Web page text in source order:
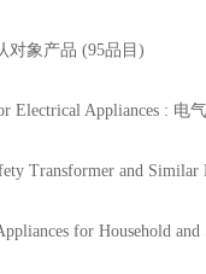
对象产品 (95品目)
Electrical Appliances : 电
Transformer and Similar
for Household